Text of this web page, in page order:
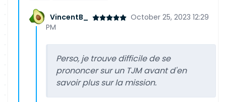
VincentB_
October 25, 2023 12:29
PM
Perso, je trouve difficile de se
prononcer sur un TJM avant d'en
savoir plus sur la mission.